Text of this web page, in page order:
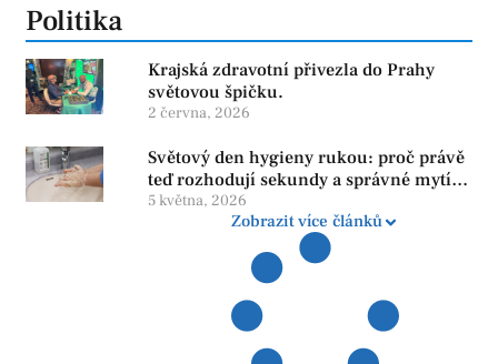
Politika
Krajská zdravotní přivezla do Prahy
světovou špičku.
2 června, 2026
Světový den hygieny rukou: proč právě
teď rozhodují sekundy a správné mytí
rukou
5 května, 2026
Zobrazit více článků